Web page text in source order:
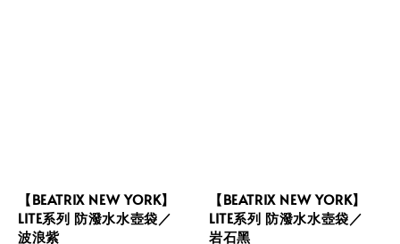
【BEATRIX NEW YORK】
LITE系列 防潑水水壺袋／
波浪紫
【BEATRIX NEW YORK】
LITE系列 防潑水水壺袋／
岩石黑